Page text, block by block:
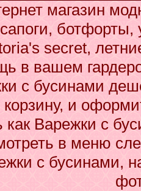
магазин
secret,
в вашем
с бусинами
и
как Варежки с
в меню
с бусинами,